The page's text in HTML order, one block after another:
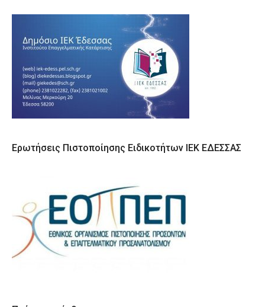
Ερωτήσεις Πιστοποίησης Ειδικοτήτων ΙΕΚ ΕΔΕΣΣΑΣ